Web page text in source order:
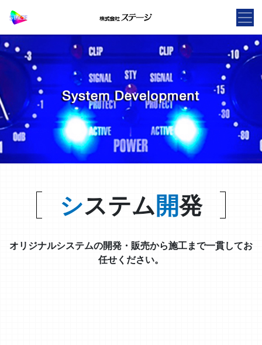
システム開発
オリジナルシステムの開発・販売から施工まで一貫してお
任せください。